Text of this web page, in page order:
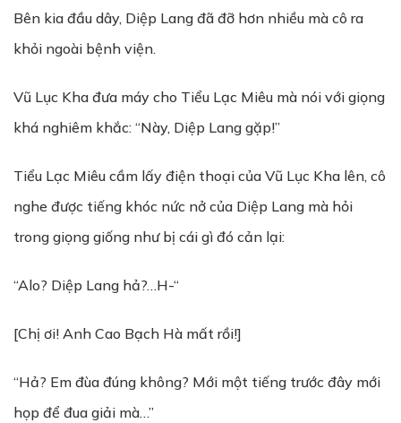
Bên kia đầu dây, Diệp Lang đã đỡ hơn nhiều mà cô ra
khỏi ngoài bệnh viện.
Vũ Lục Kha đưa máy cho Tiểu Lạc Miêu mà nói với giọng
khá nghiêm khắc: “Này, Diệp Lang gặp!”
Tiểu Lạc Miêu cầm lấy điện thoại của Vũ Lục Kha lên, cô
nghe được tiếng khóc nức nở của Diệp Lang mà hỏi
trong giọng giống như bị cái gì đó cản lại:
“Alo? Diệp Lang hả?…H-“
[Chị ơi! Anh Cao Bạch Hà mất rồi!]
“Hả? Em đùa đúng không? Mới một tiếng trước đây mới
họp để đua giải mà…”